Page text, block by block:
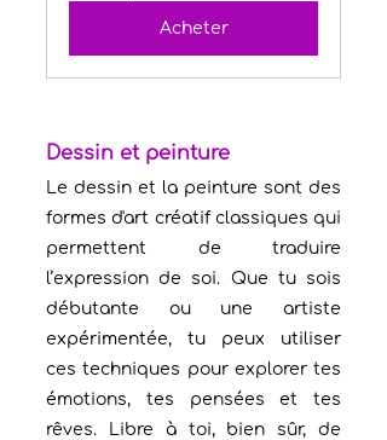
Acheter
Dessin et peinture
Le dessin et la peinture sont des
formes d'art créatif classiques qui
permettent de traduire
l’expression de soi. Que tu sois
débutante ou une artiste
expérimentée, tu peux utiliser
ces techniques pour explorer tes
émotions, tes pensées et tes
rêves. Libre à toi, bien sûr, de